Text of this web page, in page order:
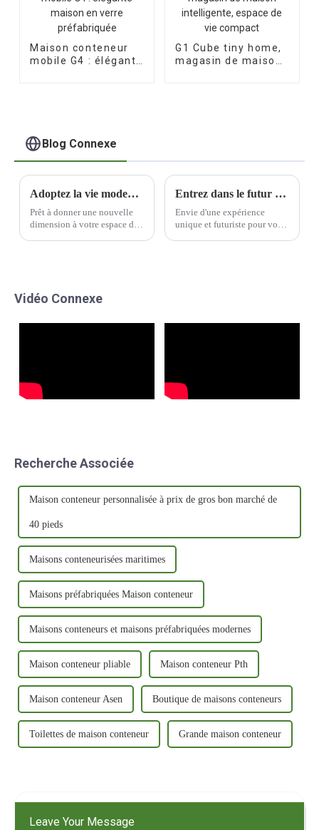
Maison conteneur
mobile G4 : élégante
G1 Cube tiny home,
magasin de maison
Blog Connexe
Adoptez la vie moderne avec une capsule spatiale
Prêt à donner une nouvelle
dimension à votre espace de
qui…
Entrez dans le futur avec la super capsule spatiale de science-fiction de Soaring
Envie d'une expérience
unique et futuriste pour votre
idéale…
Vidéo Connexe
Recherche Associée
Maison conteneur personnalisée à prix de gros bon marché de
40 pieds
Maisons conteneurisées maritimes
Maisons préfabriquées Maison conteneur
Maisons conteneurs et maisons préfabriquées modernes
Maison conteneur pliable Maison conteneur Pth
Maison conteneur Asen Boutique de maisons conteneurs
Toilettes de maison conteneur Grande maison conteneur
Leave Your Message